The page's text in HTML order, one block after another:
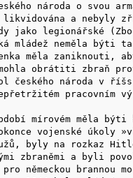
národa o svou
a nebyly
jako legionářské
mládež neměla býti
měla zaniknouti,
obrátiti zbraň
českého národa v
pracovním
mírovém měla býti
vojenské úkoly
byly na rozkaz
zbraněmi a byli
pro německou brannou